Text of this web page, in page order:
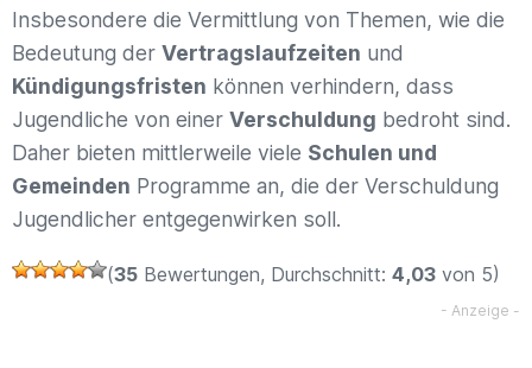
Insbesondere die Vermittlung von Themen, wie die
Bedeutung der Vertragslaufzeiten und
Kündigungsfristen können verhindern, dass
Jugendliche von einer Verschuldung bedroht sind.
Daher bieten mittlerweile viele Schulen und
Gemeinden Programme an, die der Verschuldung
Jugendlicher entgegenwirken soll.
(35 Bewertungen, Durchschnitt: 4,03 von 5)